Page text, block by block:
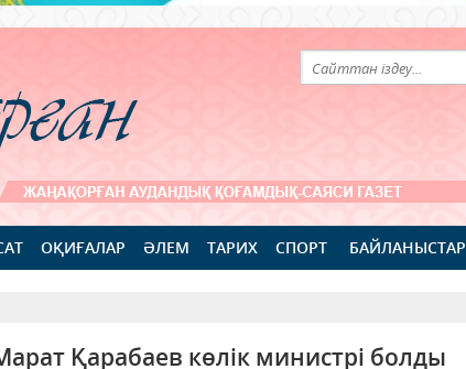
ОҚИҒАЛАР ӘЛЕМ ТАРИХ СПОРТ БАЙЛАНЫСТАР
Қарабаев көлік министрі болды